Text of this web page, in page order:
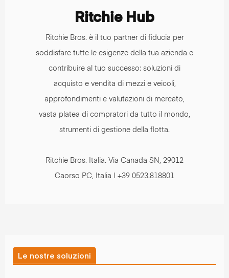
Ritchie Hub
Ritchie Bros. è il tuo partner di fiducia per
soddisfare tutte le esigenze della tua azienda e
contribuire al tuo successo: soluzioni di
acquisto e vendita di mezzi e veicoli,
approfondimenti e valutazioni di mercato,
vasta platea di compratori da tutto il mondo,
strumenti di gestione della flotta.
Ritchie Bros. Italia. Via Canada SN, 29012
Caorso PC, Italia | +39 0523.818801
Le nostre soluzioni